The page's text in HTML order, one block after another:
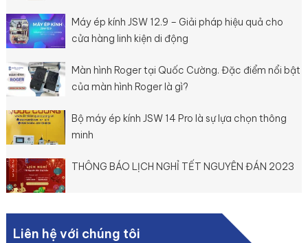
Máy ép kính JSW 12.9 – Giải pháp hiệu quả cho
cửa hàng linh kiện di động
Màn hình Roger tại Quốc Cường. Đặc điểm nổi bật
của màn hình Roger là gì?
Bộ máy ép kính JSW 14 Pro là sự lựa chọn thông
minh
THÔNG BÁO LỊCH NGHỈ TẾT NGUYÊN ĐÁN 2023
Liên hệ với chúng tôi